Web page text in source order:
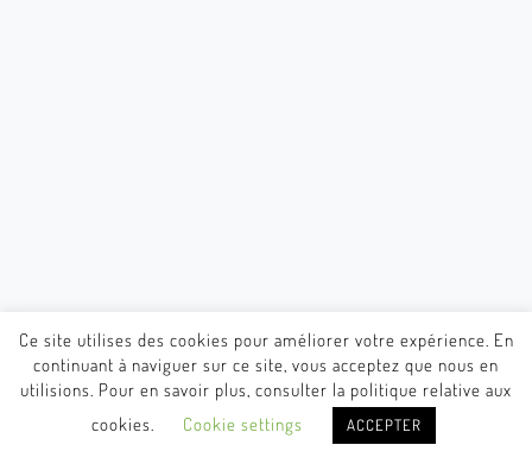
Ce site utilises des cookies pour améliorer votre expérience. En
continuant à naviguer sur ce site, vous acceptez que nous en
utilisions. Pour en savoir plus, consulter la politique relative aux
cookies.
Cookie settings ACCEPTER